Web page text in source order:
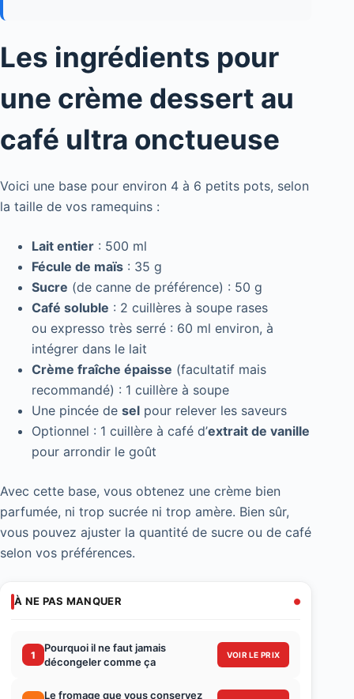
Les ingrédients pour
une crème dessert au
café ultra onctueuse
Voici une base pour environ 4 à 6 petits pots, selon
la taille de vos ramequins :
Lait entier : 500 ml
Fécule de maïs : 35 g
Sucre (de canne de préférence) : 50 g
Café soluble : 2 cuillères à soupe rases
ou expresso très serré : 60 ml environ, à
intégrer dans le lait
Crème fraîche épaisse (facultatif mais
recommandé) : 1 cuillère à soupe
Une pincée de sel pour relever les saveurs
Optionnel : 1 cuillère à café d’extrait de vanille
pour arrondir le goût
Avec cette base, vous obtenez une crème bien
parfumée, ni trop sucrée ni trop amère. Bien sûr,
vous pouvez ajuster la quantité de sucre ou de café
selon vos préférences.
À NE PAS MANQUER
1
Pourquoi il ne faut jamais
décongeler comme ça
VOIR LE PRIX
Le fromage que vous conservez